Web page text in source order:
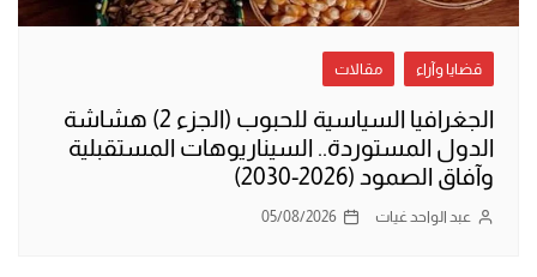
قضايا وآراء مقالات
الجغرافيا السياسية للحبوب (الجزء 2) هشاشة
الدول المستوردة.. السيناريوهات المستقبلية
وآفاق الصمود (2026-2030)
عبد الواحد غيات 05/08/2026